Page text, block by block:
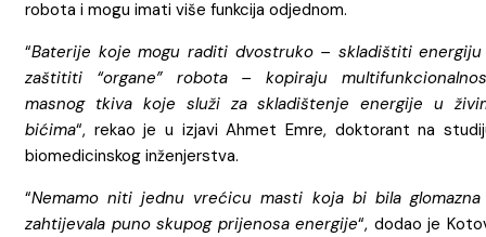
robota i mogu imati više funkcija odjednom.
“Baterije koje mogu raditi dvostruko – skladištiti
zaštititi “organe” robota – kopiraju
masnog tkiva koje služi za skladištenje energije u
bićima“, rekao je u izjavi Ahmet Emre, doktorant na
biomedicinskog inženjerstva.
“Nemamo niti jednu vrećicu masti koja bi bila
zahtijevala puno skupog prijenosa energije“, dodao je